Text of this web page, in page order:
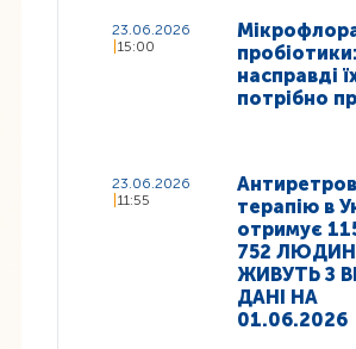
23.06.2026
15:00
насправді
потрібно
23.06.2026
11:55
терапію в
отримує
752
ЖИВУТЬ З
ДАНІ НА
01.06.2026